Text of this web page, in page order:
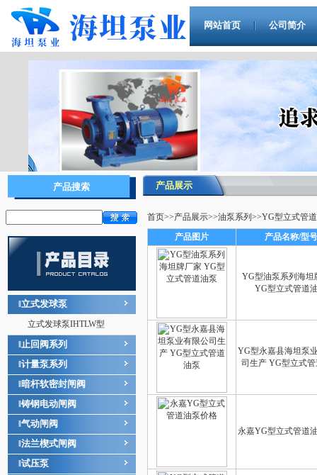
网站首页 公司简介
产品搜索
立式发球泵
立式发球泵IHTLW型
止回阀系列
计量泵系列
暗杆软密封闸阀
铸钢电动闸阀
气动闸阀
法兰楔式闸阀
试压泵
产品展示
首页>>产品展示>>油泵系列 >>YG型立式管
产品图片
产品名称/型号
YG型油泵系列海坦
YG型立式管道
YG型永嘉县海坦泵
司生产 YG型立式
永嘉YG型立式管道